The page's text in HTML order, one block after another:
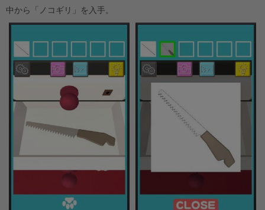
中から「ノコギリ」を入手。